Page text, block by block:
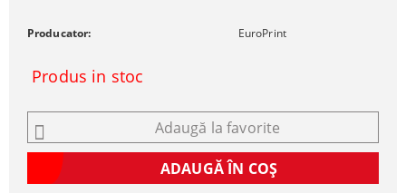
Producator: EuroPrint
Produs in stoc
Adaugă la favorite